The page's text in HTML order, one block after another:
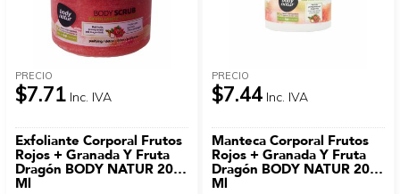
PRECIO
$7.71 Inc. IVA
Exfoliante Corporal Frutos
Rojos + Granada Y Fruta
Dragón BODY NATUR 200
Ml
PRECIO
$7.44 Inc. IVA
Manteca Corporal Frutos
Rojos + Granada Y Fruta
Dragón BODY NATUR 200
Ml